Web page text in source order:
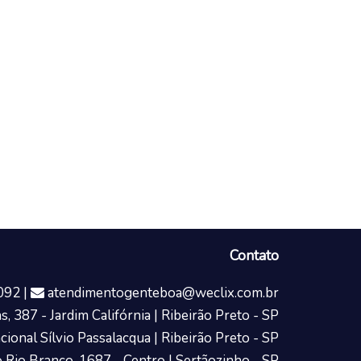
Contato
|
atendimentogenteboa@weclix.com.br
387 - Jardim Califórnia | Ribeirão Preto - SP
Sílvio Passalacqua | Ribeirão Preto - SP